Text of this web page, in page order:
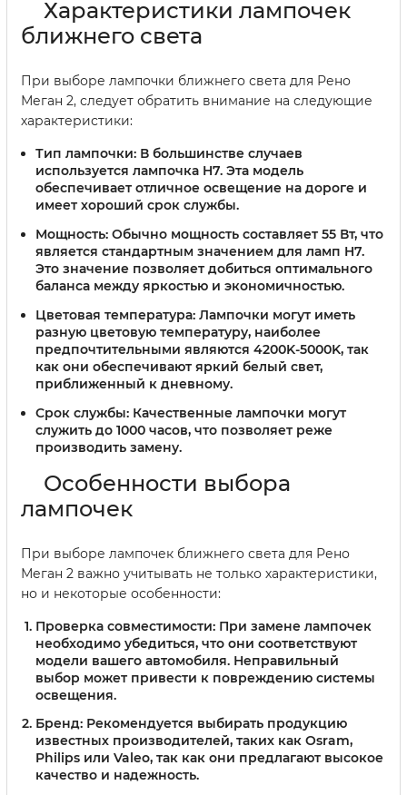
Характеристики лампочек
ближнего света
При выборе лампочки ближнего света для Рено
Меган 2, следует обратить внимание на следующие
характеристики:
Тип лампочки: В большинстве случаев
используется лампочка H7. Эта модель
обеспечивает отличное освещение на дороге и
имеет хороший срок службы.
Мощность: Обычно мощность составляет 55 Вт, что
является стандартным значением для ламп H7.
Это значение позволяет добиться оптимального
баланса между яркостью и экономичностью.
Цветовая температура: Лампочки могут иметь
разную цветовую температуру, наиболее
предпочтительными являются 4200K-5000K, так
как они обеспечивают яркий белый свет,
приближенный к дневному.
Срок службы: Качественные лампочки могут
служить до 1000 часов, что позволяет реже
производить замену.
Особенности выбора
лампочек
При выборе лампочек ближнего света для Рено
Меган 2 важно учитывать не только характеристики,
но и некоторые особенности:
Проверка совместимости: При замене лампочек
необходимо убедиться, что они соответствуют
модели вашего автомобиля. Неправильный
выбор может привести к повреждению системы
освещения.
Бренд: Рекомендуется выбирать продукцию
известных производителей, таких как Osram,
Philips или Valeo, так как они предлагают высокое
качество и надежность.